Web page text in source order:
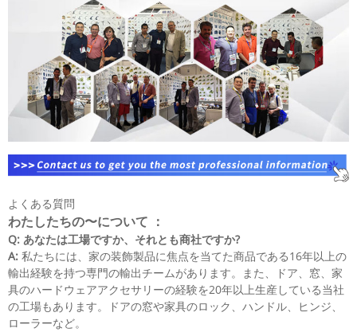
よくある質問
わたしたちの〜について ：
Q: あなたは工場ですか、それとも商社ですか?
A: 私たちには、家の装飾製品に焦点を当てた商品である16年以上の
輸出経験を持つ専門の輸出チームがあります。また、ドア、窓、家
具のハードウェアアクセサリーの経験を20年以上生産している当社
の工場もあります。ドアの窓や家具のロック、ハンドル、ヒンジ、
ローラーなど。